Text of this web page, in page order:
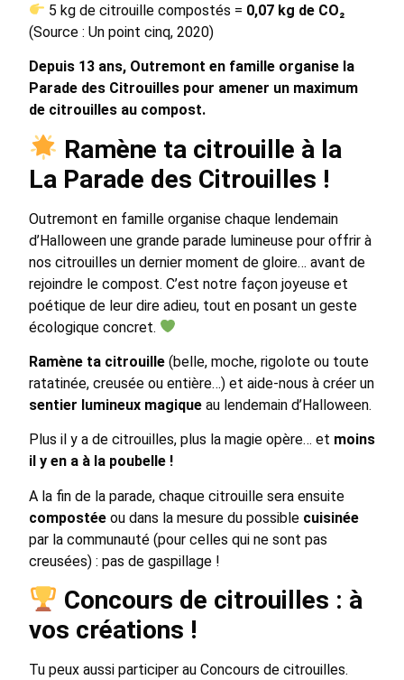
5 kg de citrouille compostés = 0,07 kg de CO₂
(Source : Un point cinq, 2020)
Depuis 13 ans, Outremont en famille organise la
Parade des Citrouilles pour amener un maximum
de citrouilles au compost.
Ramène ta citrouille à la
La Parade des Citrouilles !
Outremont en famille organise chaque lendemain
d’Halloween une grande parade lumineuse pour offrir à
nos citrouilles un dernier moment de gloire… avant de
rejoindre le compost. C’est notre façon joyeuse et
poétique de leur dire adieu, tout en posant un geste
écologique concret.
Ramène ta citrouille (belle, moche, rigolote ou toute
ratatinée, creusée ou entière…) et aide-nous à créer un
sentier lumineux magique au lendemain d’Halloween.
Plus il y a de citrouilles, plus la magie opère… et moins
il y en a à la poubelle !
A la fin de la parade, chaque citrouille sera ensuite
compostée ou dans la mesure du possible cuisinée
par la communauté (pour celles qui ne sont pas
creusées) : pas de gaspillage !
Concours de citrouilles : à
vos créations !
Tu peux aussi participer au Concours de citrouilles.